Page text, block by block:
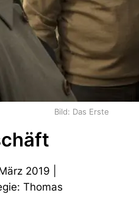
Bild: Das Erste
2019 |
Thomas